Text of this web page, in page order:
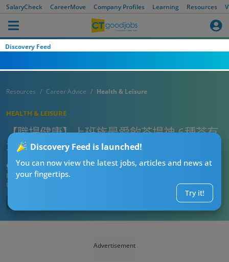
SalaryCheck CareerMove Company Profiles Learning Resources
Discovery Feed
Discovery Feed is launched!
You can now view the latest jobs, articles and news at
your fingertips.
Try it!
Resources Career Advice Health & Leisure
HEALTH & LEISURE
【職場健康】上班族最愛飲茶提神 6種茶有
不同養生功效
CTgoodjobs’ Editor
Published:2022-09-14
Updated:
Advertisement